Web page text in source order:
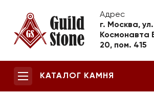
Адрес
г. Москва, ул.
Космонавта
20, пом. 415
КАТАЛОГ КАМНЯ